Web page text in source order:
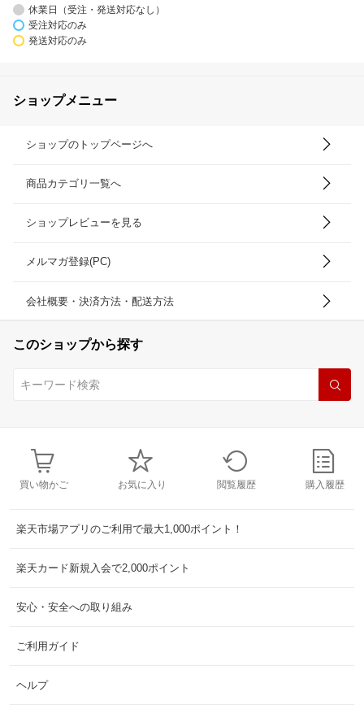
休業日（受注・発送対応なし）
受注対応のみ
発送対応のみ
ショップメニュー
ショップのトップページへ
商品カテゴリ一覧へ
ショップレビューを見る
メルマガ登録(PC)
会社概要・決済方法・配送方法
このショップから探す
買い物かご お気に入り 閲覧履歴 購入履歴
楽天市場アプリのご利用で最大1,000ポイント！
楽天カード新規入会で2,000ポイント
安心・安全への取り組み
ご利用ガイド
ヘルプ